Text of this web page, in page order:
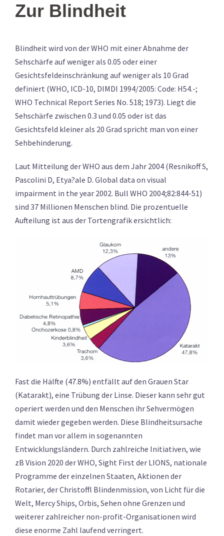
Zur Blindheit
Blindheit wird von der WHO mit einer Abnahme der
Sehschärfe auf weniger als 0.05 oder einer
Gesichtsfeldeinschränkung auf weniger als 10 Grad
definiert (WHO, ICD-10, DIMDI 1994/2005: Code: H54.-;
WHO Technical Report Series No. 518; 1973). Liegt die
Sehschärfe zwischen 0.3 und 0.05 oder ist das
Gesichtsfeld kleiner als 20 Grad spricht man von einer
Sehbehinderung.
Laut Mitteilung der WHO aus dem Jahr 2004 (Resnikoff S,
Pascolini D, Etya?ale D. Global data on visual
impairment in the year 2002. Bull WHO 2004;82:844-51)
sind 37 Millionen Menschen blind. Die prozentuelle
Aufteilung ist aus der Tortengrafik ersichtlich:
Fast die Hälfte (47.8%) entfällt auf den Grauen Star
(Katarakt), eine Trübung der Linse. Dieser kann sehr gut
operiert werden und den Menschen ihr Sehvermögen
damit wieder gegeben werden. Diese Blindheitsursache
findet man vor allem in sogenannten
Entwicklungsländern. Durch zahlreiche Initiativen, wie
zB Vision 2020 der WHO, Sight First der LIONS, nationale
Programme der einzelnen Staaten, Aktionen der
Rotarier, der Christoffl Blindenmission, von Licht für die
Welt, Mercy Ships, Orbis, Sehen ohne Grenzen und
weiterer zahlreicher non-profit-Organisationen wird
diese enorme Zahl laufend verringert.